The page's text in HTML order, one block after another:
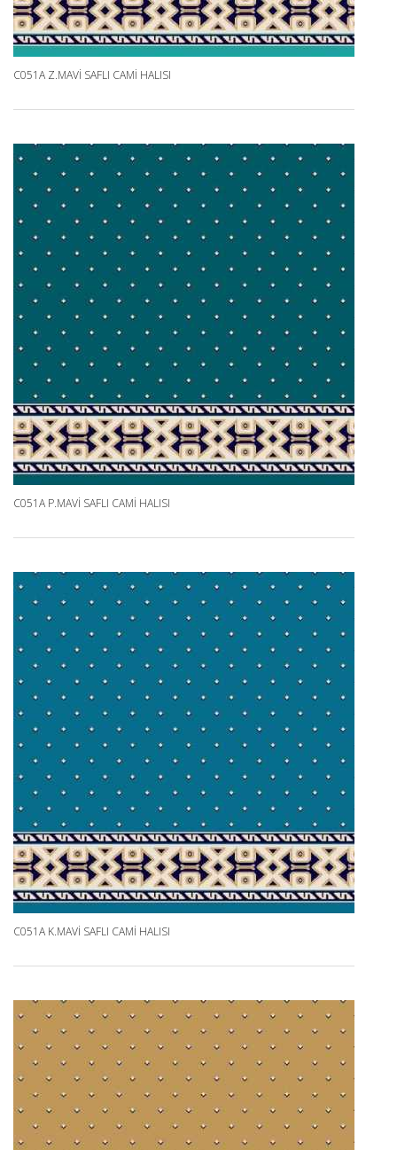
C051A Z.MAVI SAFLI CAMI HALISI
C051A P.MAVI SAFLI CAMI HALISI
C051A K.MAVI SAFLI CAMI HALISI